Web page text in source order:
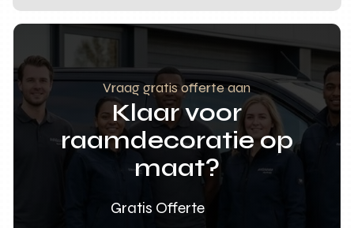
Vraag gratis offerte aan
Klaar voor
raamdecoratie op
maat?
Gratis Offerte